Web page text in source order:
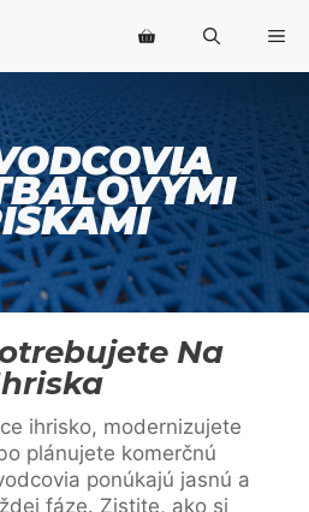
Na
ihrisko, modernizujete
plánujete komerčnú
ponúkajú jasnú a
fáze. Zistite, ako si